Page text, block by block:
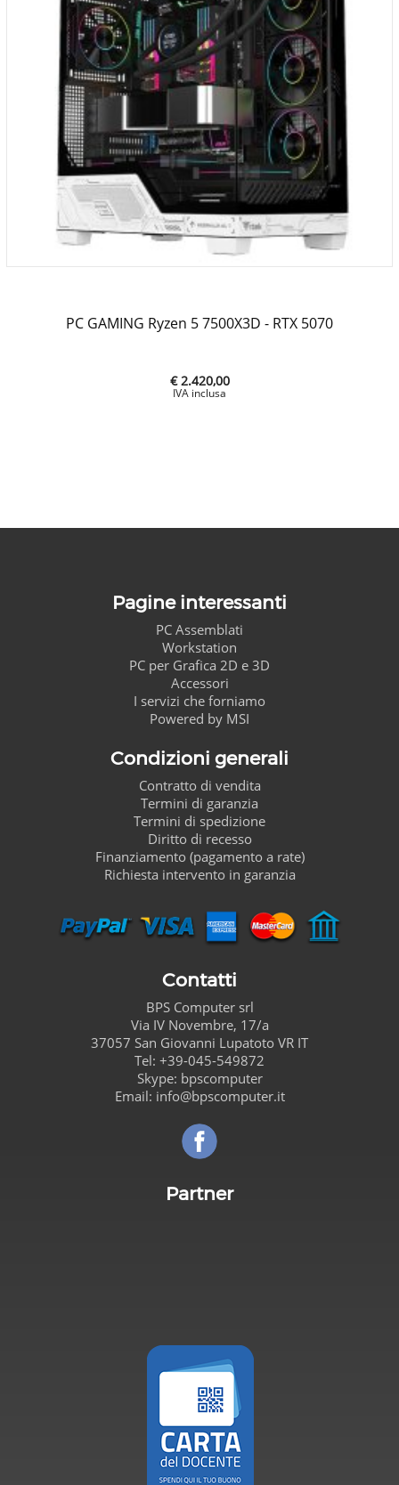
PC GAMING Ryzen 5 7500X3D - RTX 5070
€ 2.420,00
Pagine interessanti
PC Assemblati
Workstation
PC per Grafica 2D e 3D
Accessori
I servizi che forniamo
Powered by MSI
Condizioni generali
Contratto di vendita
Termini di garanzia
Termini di spedizione
Diritto di recesso
Finanziamento (pagamento a rate)
Richiesta intervento in garanzia
Contatti
BPS Computersrl
Via IV Novembre, 17/a
37057 San Giovanni Lupatoto VR IT
Tel: +39-045-549872
Skype: bpscomputer
Email: info@bpscomputer.it
Partner